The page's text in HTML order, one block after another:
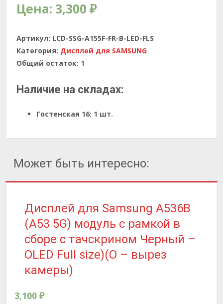
Цена: 3,300 ₽
Артикул: LCD-SSG-A155F-FR-B-LED-FLS
Категория: Дисплей для SAMSUNG
Общий остаток: 1
Наличие на складах:
Гостенская 16: 1 шт.
Может быть интересно:
Дисплей для Samsung A536B
(A53 5G) модуль с рамкой в
сборе с тачскрином Черный –
OLED Full size)(O – вырез
камеры)
3,100 ₽